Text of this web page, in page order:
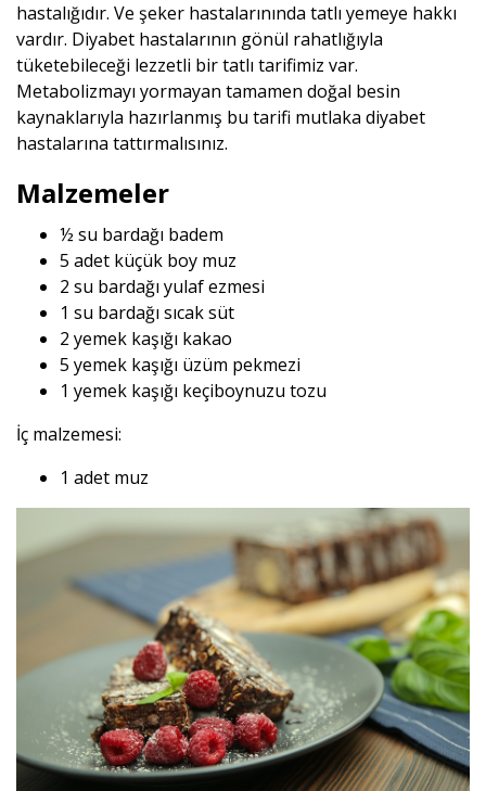
hastalığıdır. Ve şeker hastalarınında tatlı yemeye hakkı
vardır. Diyabet hastalarının gönül rahatlığıyla
tüketebileceği lezzetli bir tatlı tarifimiz var.
Metabolizmayı yormayan tamamen doğal besin
kaynaklarıyla hazırlanmış bu tarifi mutlaka diyabet
hastalarına tattırmalısınız.
Malzemeler
½ su bardağı badem
5 adet küçük boy muz
2 su bardağı yulaf ezmesi
1 su bardağı sıcak süt
2 yemek kaşığı kakao
5 yemek kaşığı üzüm pekmezi
1 yemek kaşığı keçiboynuzu tozu
İç malzemesi:
1 adet muz